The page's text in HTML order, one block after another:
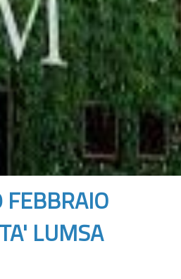
FEBBRAIO
LUMSA